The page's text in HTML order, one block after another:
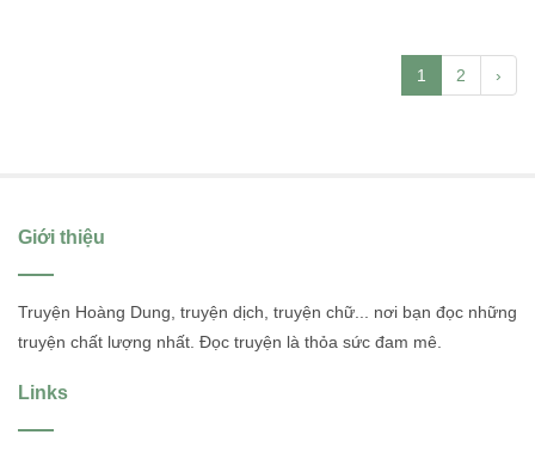
1 2 ›
Giới thiệu
Truyện Hoàng Dung, truyện dịch, truyện chữ... nơi bạn đọc những
truyện chất lượng nhất. Đọc truyện là thỏa sức đam mê.
Links